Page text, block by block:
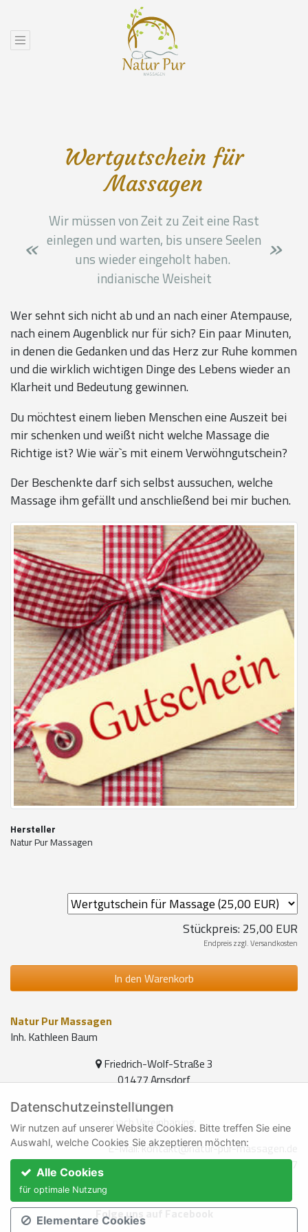
Wertgutschein für
Massagen
Wir müssen von Zeit zu Zeit eine Rast
einlegen und warten, bis unsere Seelen
uns wieder eingeholt haben.
indianische Weisheit
Wer sehnt sich nicht ab und an nach einer Atempause,
nach einem Augenblick nur für sich? Ein paar Minuten,
in denen die Gedanken und das Herz zur Ruhe kommen
und die wirklich wichtigen Dinge des Lebens wieder an
Klarheit und Bedeutung gewinnen.
Du möchtest einem lieben Menschen eine Auszeit bei
mir schenken und weißt nicht welche Massage die
Richtige ist? Wie wär`s mit einem Verwöhngutschein?
Der Beschenkte darf sich selbst aussuchen, welche
Massage ihm gefällt und anschließend bei mir buchen.
Hersteller
Natur Pur Massagen
Stückpreis: 25,00 EUR
Endpreiszzgl.Versandkosten
In den Warenkorb
Natur Pur Massagen
Inh. Kathleen Baum
Friedrich-Wolf-Straße 3
01477 Arnsdorf
Termine
nach Vereinbarung
E-Mail:kontakt@natur-pur-massagen.de
Telefon:0151 591 28 987
Folge uns auf Facebook
Datenschutzeinstellungen
Wir nutzen auf unserer Website Cookies. Bitte treffen Sie eine
Auswahl, welche Cookies Sie akzeptieren möchten:
Alle Cookies
für optimale Nutzung
Elementare Cookies